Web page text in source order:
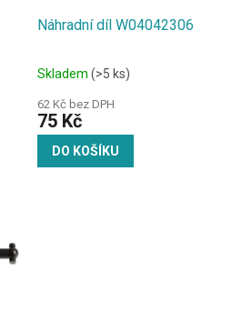
Náhradní díl W04042306
Skladem (>5 ks)
62 Kč bez DPH
75 Kč
DO KOŠÍKU